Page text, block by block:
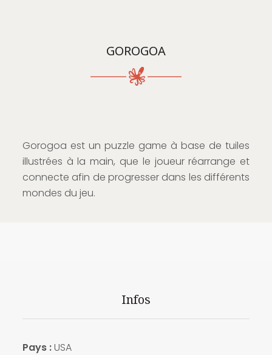
GOROGOA
Gorogoa est un puzzle game à base de tuiles
illustrées à la main, que le joueur réarrange et
connecte afin de progresser dans les différents
mondes du jeu.
Infos
Pays :USA